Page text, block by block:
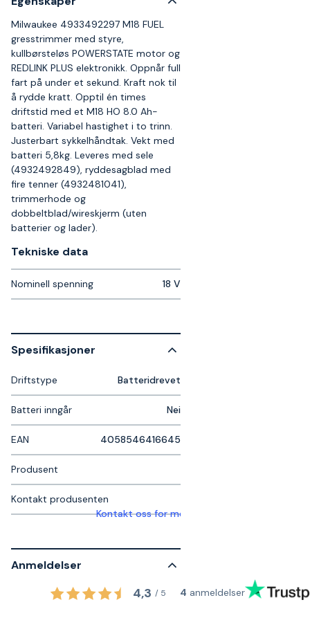
Milwaukee 4933492297 M18 FUEL
gresstrimmer med styre,
kullbørsteløs POWERSTATE motor og
REDLINK PLUS elektronikk. Oppnår full
fart på under et sekund. Kraft nok til
å rydde kratt. Opptil én times
driftstid med et M18 HO 8.0 Ah-
batteri. Variabel hastighet i to trinn.
Justerbart sykkelhåndtak. Vekt med
batteri 5,8kg. Leveres med sele
(4932492849), ryddesagblad med
fire tenner (4932481041),
trimmerhode og
dobbeltblad/wireskjerm (uten
batterier og lader).
Tekniske data​
Nominell spenning 18 V
Spesifikasjoner
Driftstype Batteridrevet
Batteri inngår Nei
EAN 4058546416645
Produsent
Kontakt produsenten
Kontakt oss for mer informasjon
Anmeldelser
4,3 / 5 4 anmeldelser